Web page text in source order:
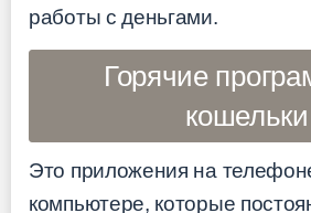
работы с деньгами.
Горячие
кошельки
Это приложения на
компьютере, которые